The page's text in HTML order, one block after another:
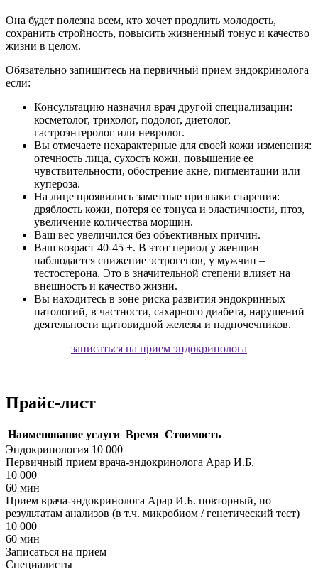
Она будет полезна всем, кто хочет продлить молодость,
сохранить стройность, повысить жизненный тонус и качество
жизни в целом.
Обязательно запишитесь на первичный прием эндокринолога
если:
Консультацию назначил врач другой специализации:
косметолог, трихолог, подолог, диетолог,
гастроэнтеролог или невролог.
Вы отмечаете нехарактерные для своей кожи изменения:
отечность лица, сухость кожи, повышение ее
чувствительности, обострение акне, пигментации или
купероза.
На лице проявились заметные признаки старения:
дряблость кожи, потеря ее тонуса и эластичности, птоз,
увеличение количества морщин.
Ваш вес увеличился без объективных причин.
Ваш возраст 40-45 +. В этот период у женщин
наблюдается снижение эстрогенов, у мужчин –
тестостерона. Это в значительной степени влияет на
внешность и качество жизни.
Вы находитесь в зоне риска развития эндокринных
патологий, в частности, сахарного диабета, нарушений
деятельности щитовидной железы и надпочечников.
записаться на прием эндокринолога
Прайс-лист
Наименование услуги Время Стоимость
Эндокринология 10 000
Первичный прием врача-эндокринолога Арар И.Б.
10 000
60 мин
Прием врача-эндокринолога Арар И.Б. повторный, по
результатам анализов (в т.ч. микробиом / генетический тест)
10 000
60 мин
Записаться на прием
Специалисты